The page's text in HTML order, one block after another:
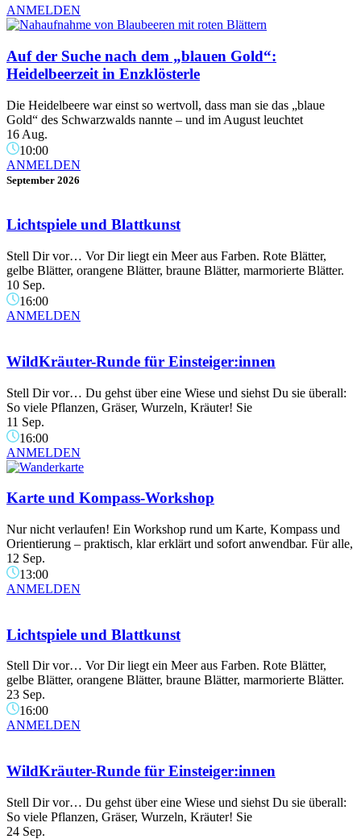
ANMELDEN
Auf der Suche nach dem „blauen Gold“:
Heidelbeerzeit in Enzklösterle
Die Heidelbeere war einst so wertvoll, dass man sie das „blaue
Gold“ des Schwarzwalds nannte – und im August leuchtet
16 Aug.
10:00
ANMELDEN
September 2026
Lichtspiele und Blattkunst
Stell Dir vor… Vor Dir liegt ein Meer aus Farben. Rote Blätter,
gelbe Blätter, orangene Blätter, braune Blätter, marmorierte Blätter.
10 Sep.
16:00
ANMELDEN
WildKräuter-Runde für Einsteiger:innen
Stell Dir vor… Du gehst über eine Wiese und siehst Du sie überall:
So viele Pflanzen, Gräser, Wurzeln, Kräuter! Sie
11 Sep.
16:00
ANMELDEN
Karte und Kompass-Workshop
Nur nicht verlaufen! Ein Workshop rund um Karte, Kompass und
Orientierung – praktisch, klar erklärt und sofort anwendbar. Für alle,
12 Sep.
13:00
ANMELDEN
Lichtspiele und Blattkunst
Stell Dir vor… Vor Dir liegt ein Meer aus Farben. Rote Blätter,
gelbe Blätter, orangene Blätter, braune Blätter, marmorierte Blätter.
23 Sep.
16:00
ANMELDEN
WildKräuter-Runde für Einsteiger:innen
Stell Dir vor… Du gehst über eine Wiese und siehst Du sie überall:
So viele Pflanzen, Gräser, Wurzeln, Kräuter! Sie
24 Sep.